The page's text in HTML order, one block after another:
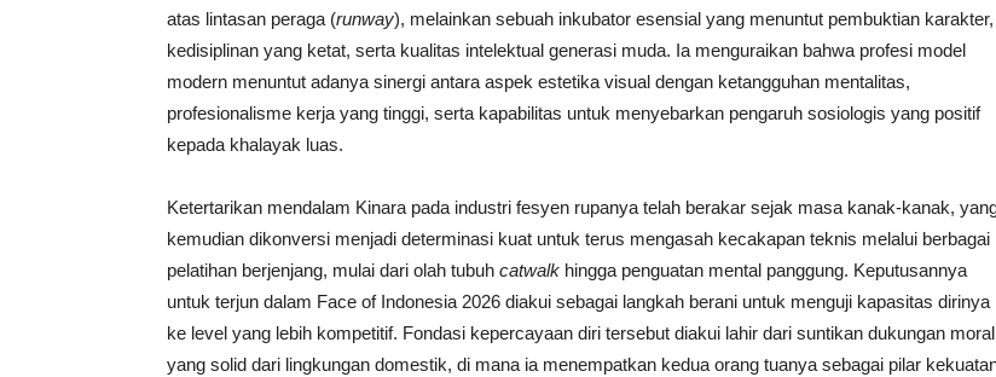
atas lintasan peraga (runway), melainkan sebuah inkubator esensial yang menuntut pembuktian karakter,
kedisiplinan yang ketat, serta kualitas intelektual generasi muda. Ia menguraikan bahwa profesi model
modern menuntut adanya sinergi antara aspek estetika visual dengan ketangguhan mentalitas,
profesionalisme kerja yang tinggi, serta kapabilitas untuk menyebarkan pengaruh sosiologis yang positif
kepada khalayak luas.
Ketertarikan mendalam Kinara pada industri fesyen rupanya telah berakar sejak masa kanak-kanak,
kemudian dikonversi menjadi determinasi kuat untuk terus mengasah kecakapan teknis melalui berbagai
pelatihan berjenjang, mulai dari olah tubuh catwalk hingga penguatan mental panggung. Keputusannya
untuk terjun dalam Face of Indonesia 2026 diakui sebagai langkah berani untuk menguji kapasitas dirinya
ke level yang lebih kompetitif. Fondasi kepercayaan diri tersebut diakui lahir dari suntikan dukungan moral
yang solid dari lingkungan domestik, di mana ia menempatkan kedua orang tuanya sebagai pilar